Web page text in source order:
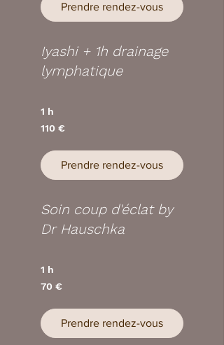
Prendre rendez-vous
Iyashi + 1h drainage
lymphatique
1 h
euros
110 €
Prendre rendez-vous
Soin coup d'éclat by
Dr Hauschka
1 h
euros
70 €
Prendre rendez-vous